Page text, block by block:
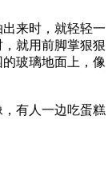
来时，就轻轻一
就用前脚掌狠狠
玻璃地面上，像
有人一边吃蛋糕